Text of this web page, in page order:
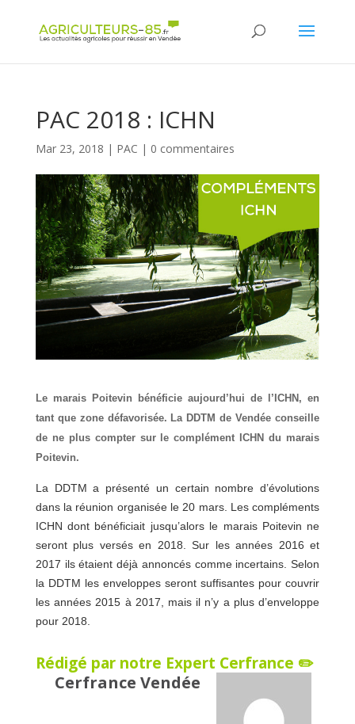
PAC 2018 : ICHN
Mar 23, 2018 | PAC | 0 commentaires
Le marais Poitevin bénéficie aujourd’hui de l’ICHN, en
tant que zone défavorisée. La DDTM de Vendée conseille
de ne plus compter sur le complément ICHN du marais
Poitevin.
La DDTM a présenté un certain nombre d’évolutions
dans la réunion organisée le 20 mars. Les compléments
ICHN dont bénéficiait jusqu’alors le marais Poitevin ne
seront plus versés en 2018. Sur les années 2016 et
2017 ils étaient déjà annoncés comme incertains. Selon
la DDTM les enveloppes seront suffisantes pour couvrir
les années 2015 à 2017, mais il n’y a plus d’enveloppe
pour 2018.
Rédigé par notre Expert Cerfrance ✏️
Cerfrance Vendée